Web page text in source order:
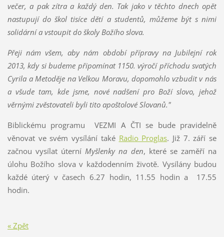
večer, a pak zítra a každý den. Tak jako v těchto dnech opět
nastupují do škol tisíce dětí a studentů, mů­žeme být s nimi
solidární a vstoupit do školy Božího slova.
Přeji nám všem, aby nám období přípravy na Jubilejní rok
2013, kdy si budeme připomí­nat 1150. výročí příchodu svatých
Cyrila a Metoděje na Velkou Moravu, dopomohlo vzbu­dit v nás
a všude tam, kde jsme, nové nadšení pro Boží slovo, jehož
věrnými zvěstovateli byli tito apoštolové Slovanů."
Biblickému programu VEZMI A ČTI se bude pravidelně
věnovat ve svém vysílání také Radio Proglas. Již 7. září se
začnou vysílat úterní Myšlenky na den, které se zaměří na
úlohu Božího slova v každodenním životě. Vysílány budou
každé úterý v časech 6.27 hodin, 11.55 hodin a 17.55
hodin.
« Zpět